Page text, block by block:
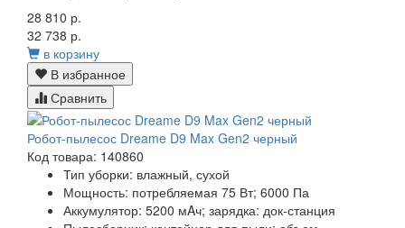
28 810 р.
32 738 р.
в корзину
В избранное
Сравнить
Робот-пылесос Dreame D9 Max Gen2 черный
Код товара: 140860
Тип уборки: влажный, сухой
Мощность: потребляемая 75 Вт; 6000 Па
Аккумулятор: 5200 мAч; зарядка: док-станция